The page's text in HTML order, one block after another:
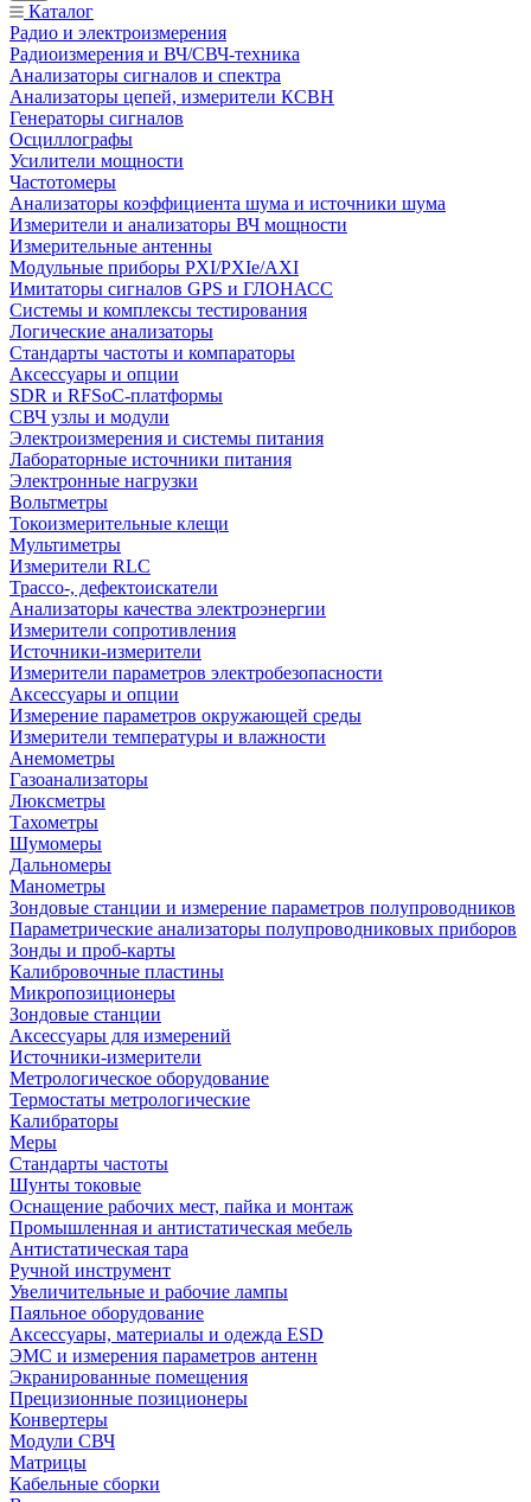
Каталог
Радио и электроизмерения
Радиоизмерения и ВЧ/СВЧ-техника
Анализаторы сигналов и спектра
Анализаторы цепей, измерители КСВН
Генераторы сигналов
Осциллографы
Усилители мощности
Частотомеры
Анализаторы коэффициента шума и источники шума
Измерители и анализаторы ВЧ мощности
Измерительные антенны
Модульные приборы PXI/PXIe/AXI
Имитаторы сигналов GPS и ГЛОНАСС
Системы и комплексы тестирования
Логические анализаторы
Стандарты частоты и компараторы
Аксессуары и опции
SDR и RFSoC‑платформы
СВЧ узлы и модули
Электроизмерения и системы питания
Лабораторные источники питания
Электронные нагрузки
Вольтметры
Токоизмерительные клещи
Мультиметры
Измерители RLC
Трассо-, дефектоискатели
Анализаторы качества электроэнергии
Измерители сопротивления
Источники-измерители
Измерители параметров электробезопасности
Аксессуары и опции
Измерение параметров окружающей среды
Измерители температуры и влажности
Анемометры
Газоанализаторы
Люксметры
Тахометры
Шумомеры
Дальномеры
Манометры
Зондовые станции и измерение параметров полупроводников
Параметрические анализаторы полупроводниковых приборов
Зонды и проб-карты
Калибровочные пластины
Микропозиционеры
Зондовые станции
Аксессуары для измерений
Источники-измерители
Метрологическое оборудование
Термостаты метрологические
Калибраторы
Меры
Стандарты частоты
Шунты токовые
Оснащение рабочих мест, пайка и монтаж
Промышленная и антистатическая мебель
Антистатическая тара
Ручной инструмент
Увеличительные и рабочие лампы
Паяльное оборудование
Аксессуары, материалы и одежда ESD
ЭМС и измерения параметров антенн
Экранированные помещения
Прецизионные позиционеры
Конвертеры
Модули СВЧ
Матрицы
Кабельные сборки